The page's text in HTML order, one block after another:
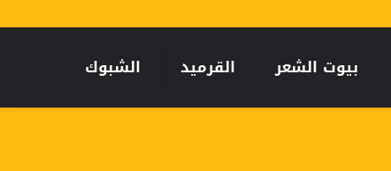
بيوت الشعر القرميد الشبوك